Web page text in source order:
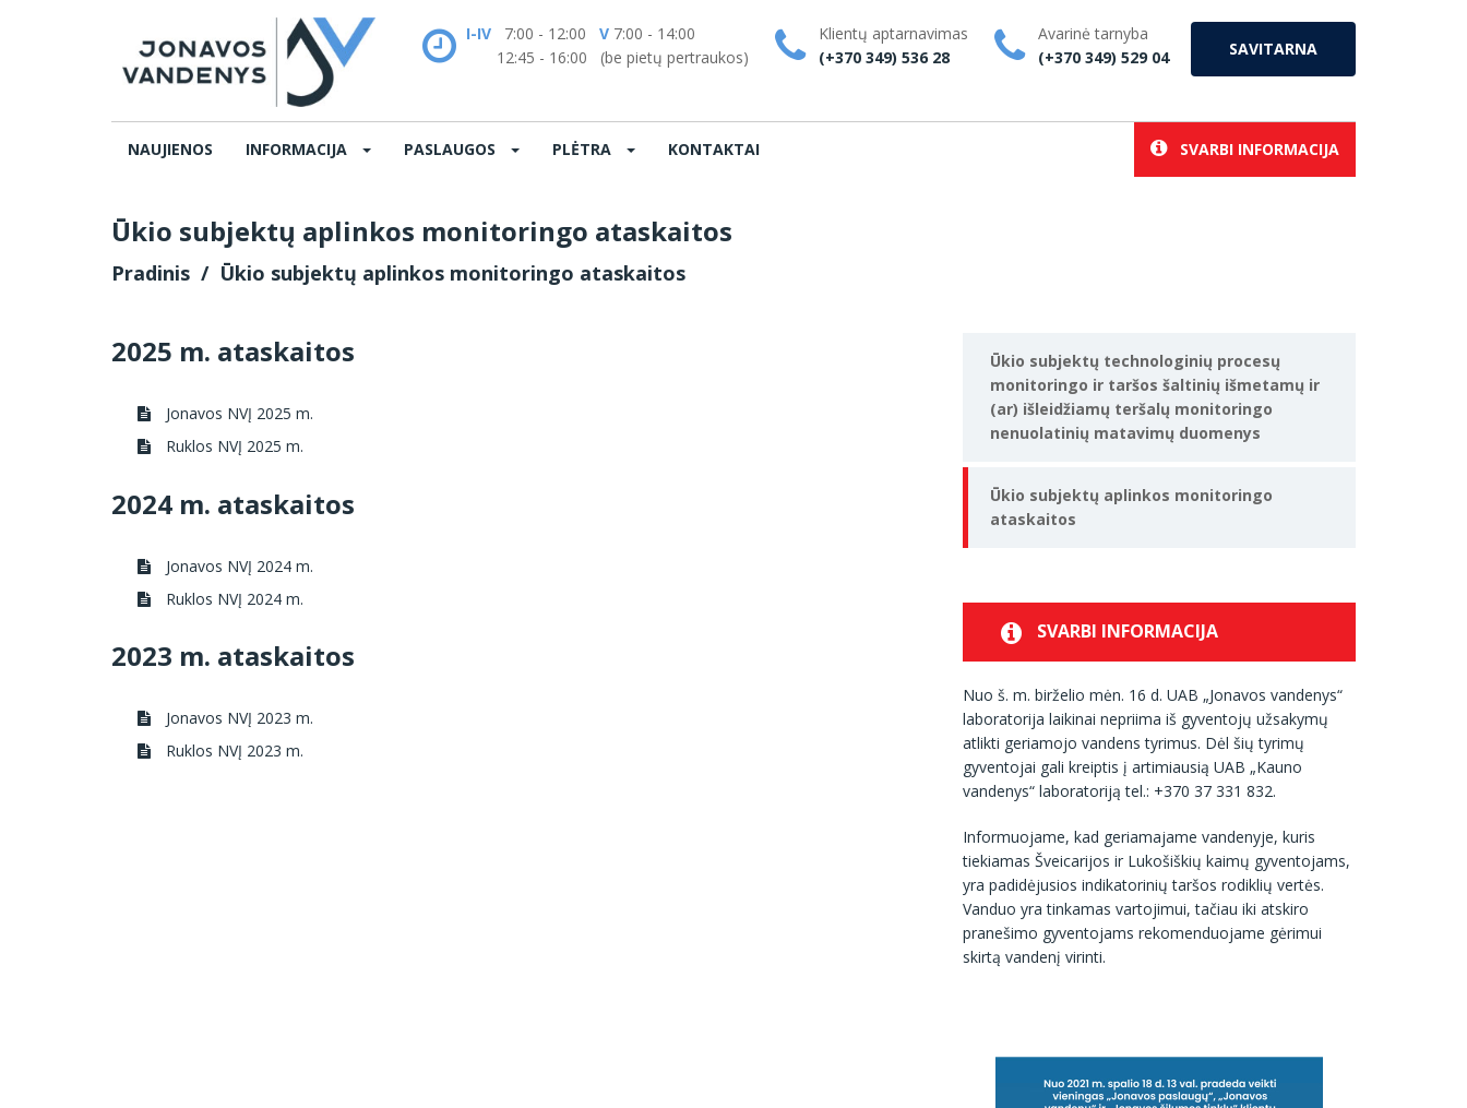
I-IV 7:00 - 12:00 V 7:00 - 14:00
12:45 - 16:00 (be pietų pertraukos)
Klientų aptarnavimas
(+370 349) 536 28
Avarinė tarnyba
(+370 349) 529 04
SAVITARNA
NAUJIENOS INFORMACIJA PASLAUGOS PLĖTRA KONTAKTAI SVARBI INFORMACIJA
Ūkio subjektų aplinkos monitoringo ataskaitos
Pradinis Ūkio subjektų aplinkos monitoringo ataskaitos
2025 m. ataskaitos
Jonavos NVĮ 2025 m.
Ruklos NVĮ 2025 m.
2024 m. ataskaitos
Jonavos NVĮ 2024 m.
Ruklos NVĮ 2024 m.
2023 m. ataskaitos
Jonavos NVĮ 2023 m.
Ruklos NVĮ 2023 m.
Ūkio subjektų technologinių procesų
monitoringo ir taršos šaltinių išmetamų ir
(ar) išleidžiamų teršalų monitoringo
nenuolatinių matavimų duomenys
Ūkio subjektų aplinkos monitoringo
ataskaitos
SVARBI INFORMACIJA
Nuo š. m. birželio mėn. 16 d. UAB „Jonavos vandenys“
laboratorija laikinai nepriima iš gyventojų užsakymų
atlikti geriamojo vandens tyrimus. Dėl šių tyrimų
gyventojai gali kreiptis į artimiausią UAB „Kauno
vandenys“ laboratoriją tel.: +370 37 331 832.
Informuojame, kad geriamajame vandenyje, kuris
tiekiamas Šveicarijos ir Lukošiškių kaimų gyventojams,
yra padidėjusios indikatorinių taršos rodiklių vertės.
Vanduo yra tinkamas vartojimui, tačiau iki atskiro
pranešimo gyventojams rekomenduojame gėrimui
skirtą vandenį virinti.